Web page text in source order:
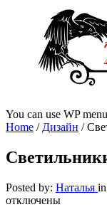
You can use WP
Home / Дизайн /
Posted by: Наталья in
отключены